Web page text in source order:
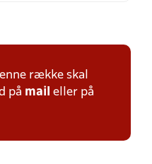
række skal
på mail eller på